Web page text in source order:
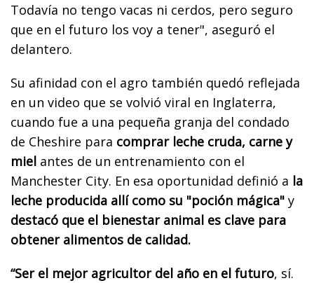
Todavía no tengo vacas ni cerdos, pero seguro
que en el futuro los voy a tener", aseguró el
delantero.
Su afinidad con el agro también quedó reflejada
en un video que se volvió viral en Inglaterra,
cuando fue a una pequeña granja del condado
de Cheshire para comprar leche cruda, carne y
miel antes de un entrenamiento con el
Manchester City. En esa oportunidad definió a la
leche producida allí como su "poción mágica" y
destacó que el bienestar animal es clave para
obtener alimentos de calidad.
“Ser el mejor agricultor del año en el futuro, sí.